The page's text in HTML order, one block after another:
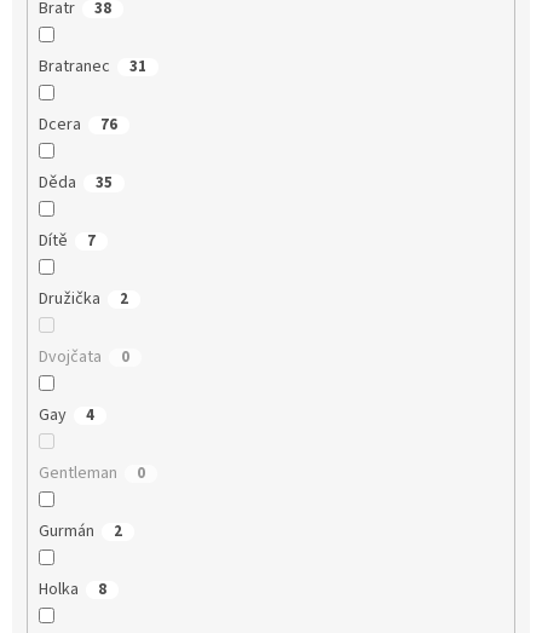
Bratr 38
Bratranec 31
Dcera 76
Děda 35
Dítě 7
Družička 2
Dvojčata 0
Gay 4
Gentleman 0
Gurmán 2
Holka 8